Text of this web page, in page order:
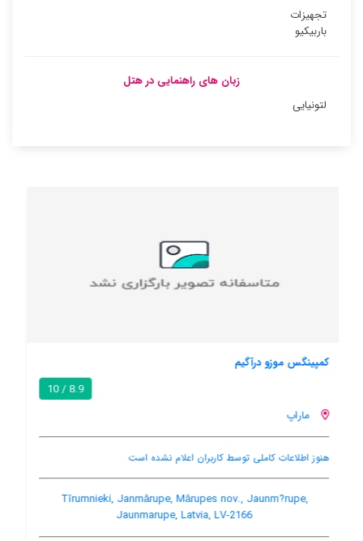
تجهیزات
باربیکیو
زبان های راهنمایی در هتل
لتونیایی
جآنمارتینی
7.1 / 10
ماراپ
هنوز اطلاعات کاملی توسط کاربران اعلام نشده است
Jaunmartiņi, Marupes novads, Jaunm?rupe, Jaunmarupe,
Latvia